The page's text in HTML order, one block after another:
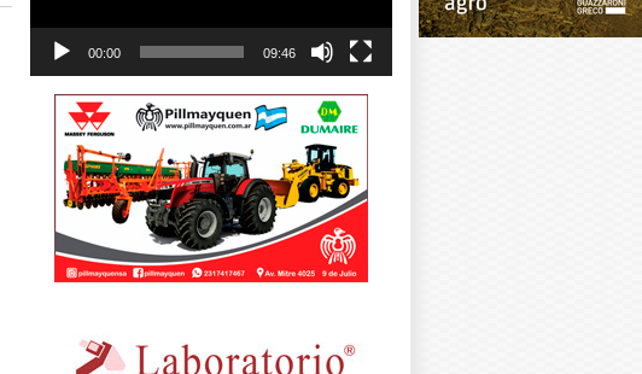
00:00 09:46